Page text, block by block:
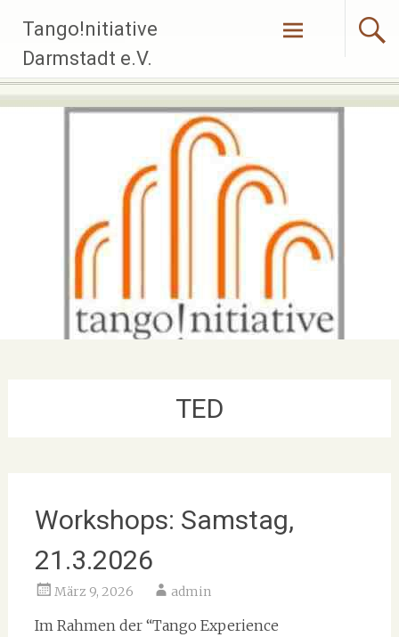
Inhalt
springen
Tango!nitiative
Darmstadt e.V.
TED
Workshops: Samstag,
21.3.2026
März 9, 2026 admin
Im Rahmen der “Tango Experience